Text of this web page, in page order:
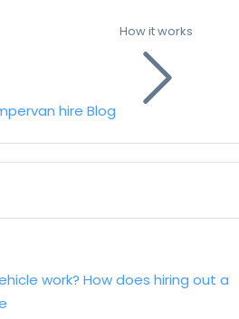
hire Blog
How it works
work? How does hiring out a